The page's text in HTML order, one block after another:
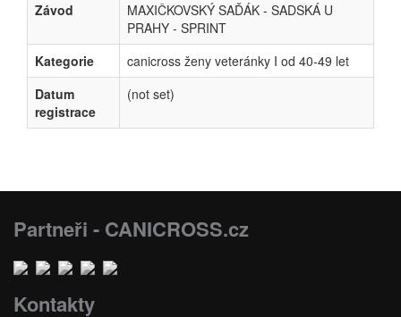
Závod
MAXIČKOVSKÝ SAĎÁK - SADSKÁ U
PRAHY - SPRINT
Kategorie
canicross ženy veteránky I od 40-49 let
Datum
registrace
(not set)
Partneři - CANICROSS.cz
Kontakty